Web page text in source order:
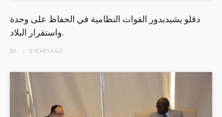
دقلو يشيدبدور القوات النظامية في الحفاظ على وحدة
واستقرار البلاد.
BY 5 YEARSAGO